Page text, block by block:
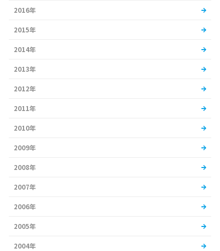
2016年
2015年
2014年
2013年
2012年
2011年
2010年
2009年
2008年
2007年
2006年
2005年
2004年